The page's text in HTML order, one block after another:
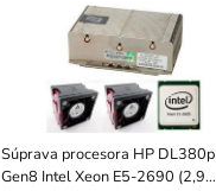
Súprava procesora HP DL380p
Gen8 Intel Xeon E5-2690 (2,9